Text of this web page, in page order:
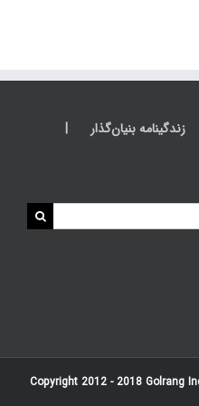
زندگینامه بنیان‌گذار
Copyright 2012 - 2018 Golrang